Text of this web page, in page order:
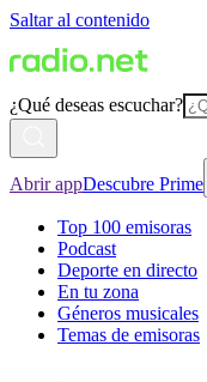
Saltar al contenido
¿Qué deseas escuchar?
Abrir appDescubre Prime
Top 100 emisoras
Podcast
Deporte en directo
En tu zona
Géneros musicales
Temas de emisoras